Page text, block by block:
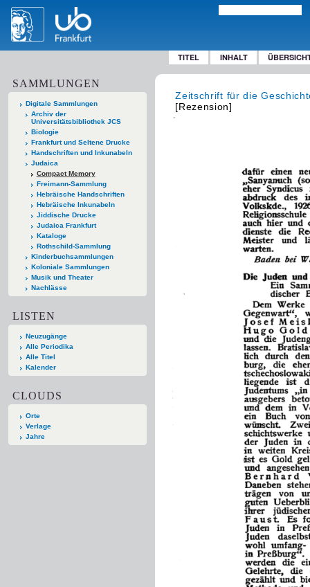
TITEL INHALT
SAMMLUNGEN
Digitale Sammlungen
Archiv der
Universitätsbibliothek JCS
Biologie
Frankfurt und Seltene Drucke
Handschriften und Inkunabeln
Judaica
Compact Memory
Freimann-Sammlung
Hebräische Handschriften
Hebräische Inkunabeln
Jiddische Drucke
Judaica Frankfurt
Kataloge
Rothschild-Sammlung
Kinderbuchsammlungen
Koloniale Sammlungen
Musik und Theater
Nachlässe
LISTEN
Neuzugänge
Alle Periodika
Alle Titel
Kalender
CLOUDS
Orte
Verlage
Jahre
Zeitschrift für die
[Rezension]